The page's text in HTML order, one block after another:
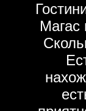
Магас